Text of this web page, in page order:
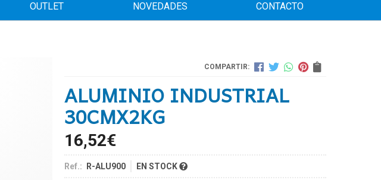
OUTLET NOVEDADES CONTACTO
COMPARTIR:
ALUMINIO INDUSTRIAL
30CMX2KG
16,52€
Ref.: R-ALU900 EN STOCK